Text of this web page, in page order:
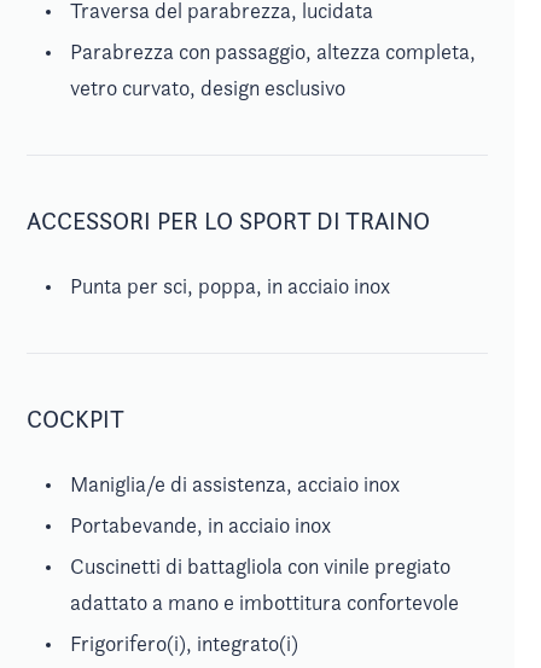
Traversa del parabrezza, lucidata
Parabrezza con passaggio, altezza completa,
vetro curvato, design esclusivo
ACCESSORI PER LO SPORT DI TRAINO
Punta per sci, poppa, in acciaio inox
COCKPIT
Maniglia/e di assistenza, acciaio inox
Portabevande, in acciaio inox
Cuscinetti di battagliola con vinile pregiato
adattato a mano e imbottitura confortevole
Frigorifero(i), integrato(i)